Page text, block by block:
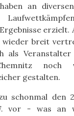
an
erzielt.
breit
als
noch
gestalten.
schonmal den
vor - was an